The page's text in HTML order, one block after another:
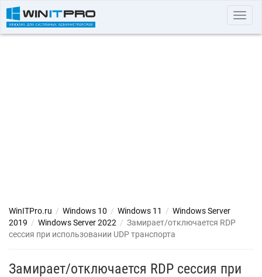
WinITPro.ru / Windows 10 / Windows 11 / Windows Server
2019 / Windows Server 2022 / Замирает/отключается RDP
сессия при использовании UDP транспорта
Замирает/отключается RDP сессия при